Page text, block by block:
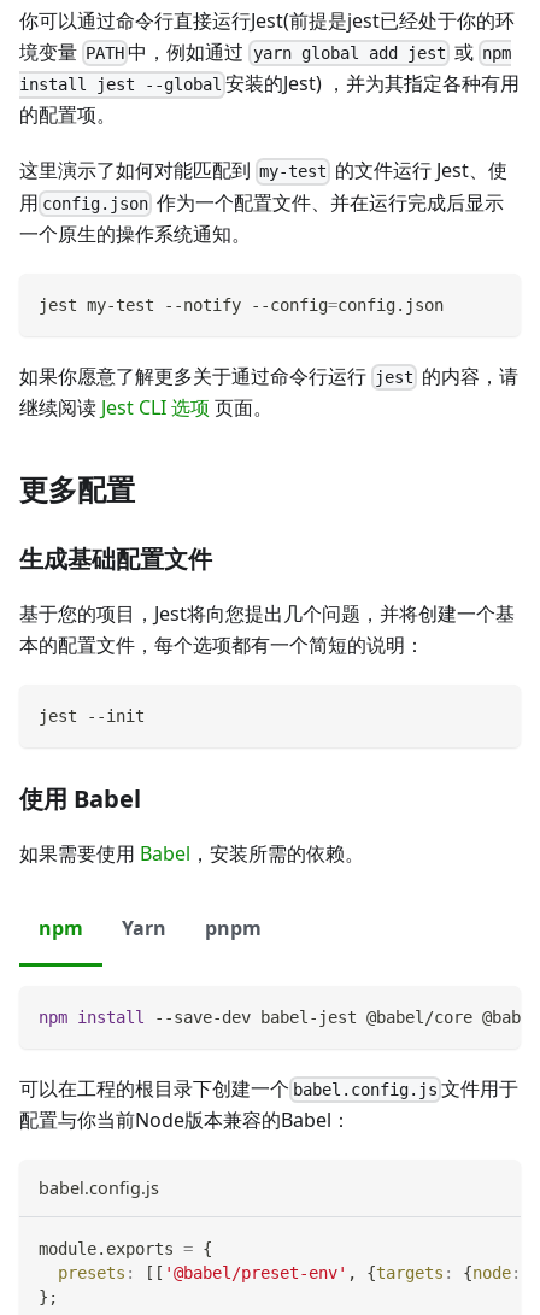
你可以通过命令行直接运行Jest(前提是jest已经处于你的环
境变量 PATH 中，例如通过 yarn global add jest 或 npm
install jest --global 安装的Jest) ，并为其指定各种有用
的配置项。
这里演示了如何对能匹配到 my-test 的文件运行 Jest、使
用 config.json 作为一个配置文件、并在运行完成后显示
一个原生的操作系统通知。
jest my-test --notify --config=config.json
如果你愿意了解更多关于通过命令行运行 jest 的内容，请
继续阅读 Jest CLI 选项 页面。
更多配置
生成基础配置文件
基于您的项目，Jest将向您提出几个问题，并将创建一个基
本的配置文件，每个选项都有一个简短的说明：
jest --init
使用 Babel
如果需要使用 Babel ，安装所需的依赖。
npm Yarn pnpm
npm install --save-dev babel-jest @babel/core
可以在工程的根目录下创建一个 babel.config.js 文件用于
配置与你当前Node版本兼容的Babel：
babel.config.js
module. exports = {
presets : [ [ '@babel/preset-env' , {targets : {node:
} ;